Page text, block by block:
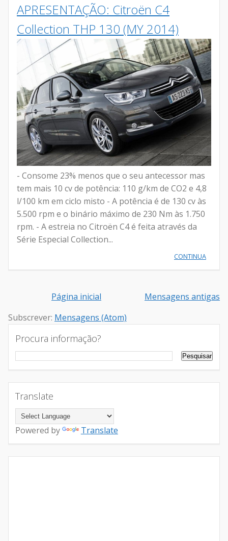
APRESENTAÇÃO: Citroën C4
Collection THP 130 (MY 2014)
- Consome 23% menos que o seu antecessor mas
tem mais 10 cv de potência: 110 g/km de CO2 e 4,8
l/100 km em ciclo misto - A potência é de 130 cv às
5.500 rpm e o binário máximo de 230 Nm às 1.750
rpm. - A estreia no Citroën C4 é feita através da
Série Especial Collection...
CONTINUA
Mensagens antigas
Página inicial
Subscrever: Mensagens (Atom)
Procura informação?
Translate
Powered by Translate